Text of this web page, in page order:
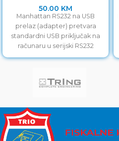
50.00 KM
Manhattan RS232 na USB
prelaz (adapter) pretvara
standardni USB priključak na
računaru u serijski RS232
(DB9/COM) port. Omogućava